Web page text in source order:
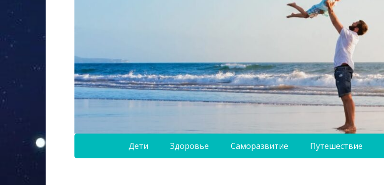
Дети Здоровье Саморазвитие Путешествие